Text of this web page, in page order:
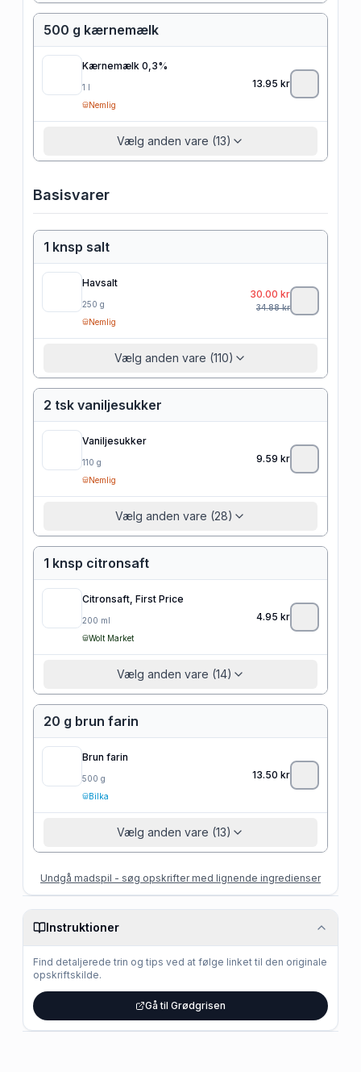
500 g kærnemælk
Kærnemælk 0,3%
1 l
Nemlig
13.95 kr
Vælg anden vare (13)
Basisvarer
1 knsp salt
Havsalt
250 g
Nemlig
30.00 kr
34.88kr
Vælg anden vare (110)
2 tsk vaniljesukker
Vaniljesukker
110 g
Nemlig
9.59 kr
Vælg anden vare (28)
1 knsp citronsaft
Citronsaft, First Price
200 ml
Wolt Market
4.95 kr
Vælg anden vare (14)
20 g brun farin
Brun farin
500 g
Bilka
13.50 kr
Vælg anden vare (13)
Undgå madspil - søg opskrifter med lignende ingredienser
Instruktioner
Find detaljerede trin og tips ved at følge linket til den originale
opskriftskilde.
Gå til Grødgrisen